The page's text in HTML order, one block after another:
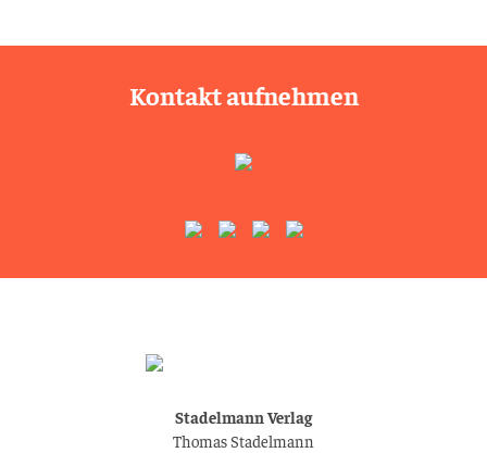
Kontakt aufnehmen
Stadelmann Verlag
Thomas Stadelmann